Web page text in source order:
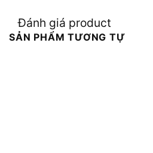
Đánh giá product
SẢN PHẨM TƯƠNG TỰ